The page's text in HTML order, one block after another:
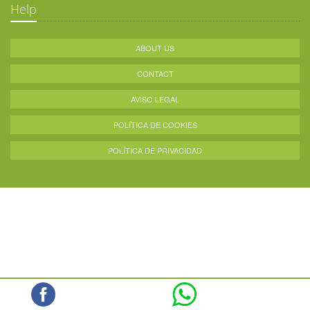
Help
ABOUT US
CONTACT
AVISO LEGAL
POLÍTICA DE COOKIES
POLÍTICA DE PRIVACIDAD